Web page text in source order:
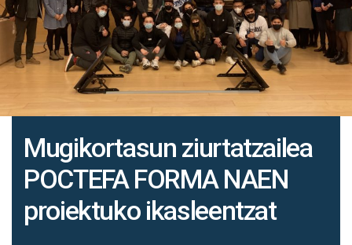
Mugikortasun ziurtatzailea
POCTEFA FORMA NAEN
proiektuko ikasleentzat